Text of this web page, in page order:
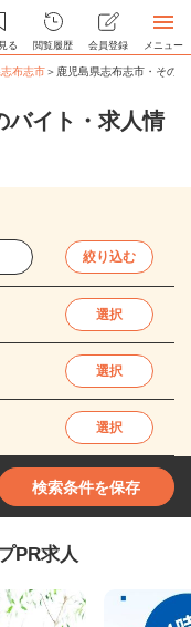
る 閲覧履歴 会員登録 メニュー
布志市＞ 鹿児島県志布志市・その
バイト・求人情
絞り込む
選択
選択
選択
検索条件を保存
PR求人